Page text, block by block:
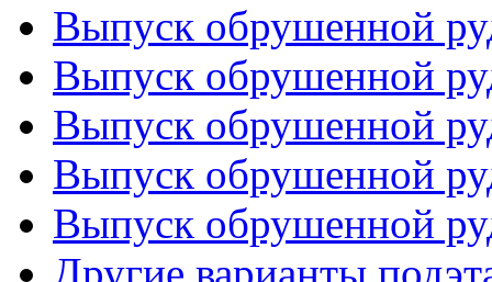
Выпуск обрушенной
Выпуск обрушенной
Выпуск обрушенной
Выпуск обрушенной
Выпуск обрушенной
Другие варианты